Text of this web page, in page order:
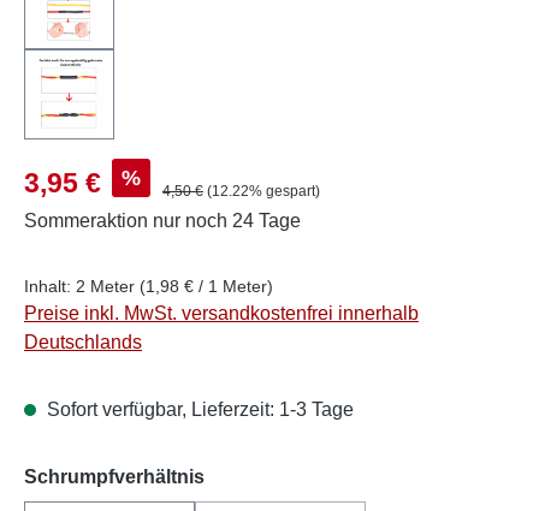
Verkaufspreis:
3,95 € % Regulärer Preis:
4,50 € (12.22% gespart)
Sommeraktion nur noch 24 Tage
Inhalt: 2 Meter (1,98 € / 1 Meter)
Preise inkl. MwSt. versandkostenfrei innerhalb
Deutschlands
Sofort verfügbar, Lieferzeit: 1-3 Tage
Schrumpfverhältnisauswählen